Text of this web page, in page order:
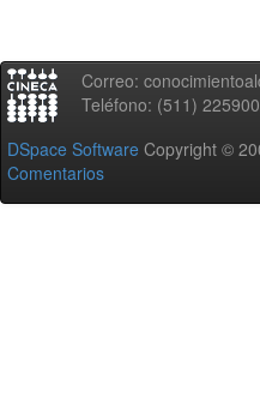
Correo:
Teléfono: (511)
DSpace Software Copyright ©
Comentarios